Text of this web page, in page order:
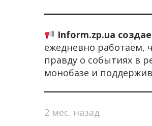
Inform.zp.ua
ежедневно работаем,
правду о событиях в
монобазе и
2 мес. назад